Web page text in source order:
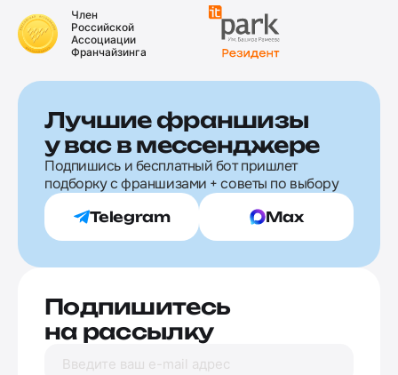
Член
Российской
Ассоциации
Франчайзинга
Лучшие франшизы
у вас в мессенджере
Подпишись и бесплатный бот пришлет
подборку с франшизами + советы по выбору
Telegram Max
Подпишитесь
на рассылку